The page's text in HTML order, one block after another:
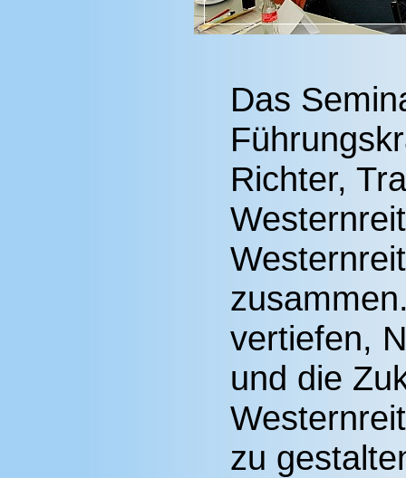
Das
Richter,
vertiefen,
und die
zu